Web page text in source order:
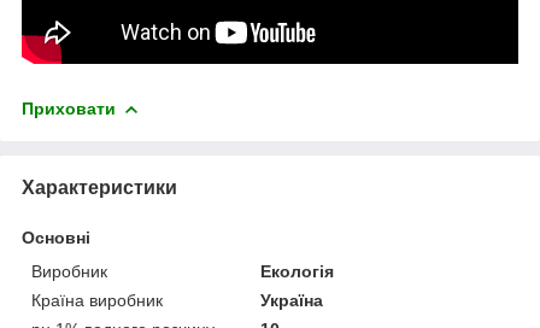
Приховати
Характеристики
Основні
Виробник
Екологія
Країна виробник
Україна